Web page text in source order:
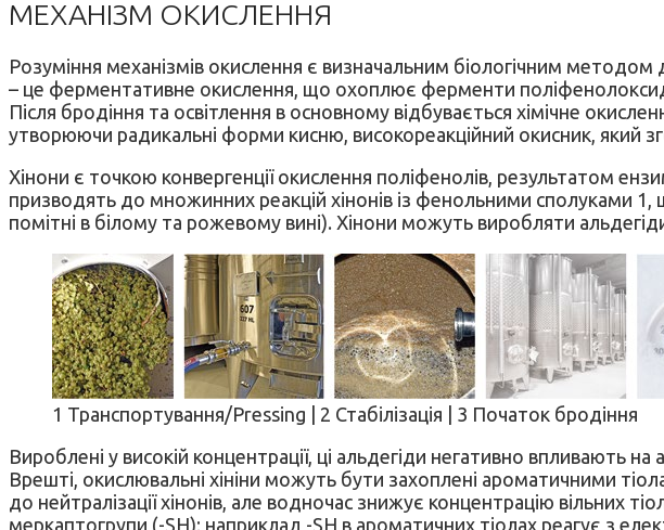
МЕХАНІЗМ ОКИСЛЕННЯ
Розуміння механізмів окислення є визначальним біологічним
– це ферментативне окислення, що охоплює ферменти
Після бродіння та освітлення в основному відбувається хімічне
утворюючи радикальні форми кисню, високореакційний окисник,
Хінони є точкою конвергенції окислення поліфенолів, результатом
призводять до множинних реакцій хінонів із фенольними сполуками
помітні в білому та рожевому вині). Хінони можуть виробляти
1 Транспортування/Pressing | 2 Стабілізація | 3 Початок бродіння
Вироблені у високій концентрації, ці альдегіди негативно
Врешті, окислювальні хініни можуть бути захоплені ароматичними
до нейтралізації хінонів, але водночас знижує концентрацію вільних
меркаптогрупи (-SH); наприклад -SH в ароматичних тіолах реагує з